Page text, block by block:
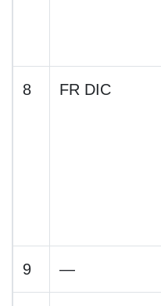
8 FR DIC
9 —